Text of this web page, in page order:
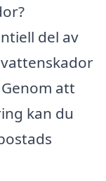
del av
att
kan du